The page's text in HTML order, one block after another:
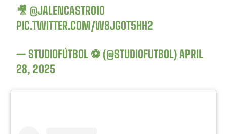
🎥 @JALENCASTRO10
PIC.TWITTER.COM/W8JG0T5HH2
— STUDIOFÚTBOL ⚽ (@STUDIOFUTBOL)APRIL
28, 2025